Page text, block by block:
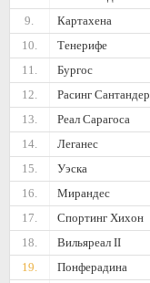
9.
Картахена
10.
Тенерифе
11.
Бургос
12.
Расинг Сантандер
13.
Реал Сарагоса
14.
Леганес
15.
Уэска
16.
Мирандес
17.
Спортинг Хихон
18.
Вильяреал II
19.
Понферадина